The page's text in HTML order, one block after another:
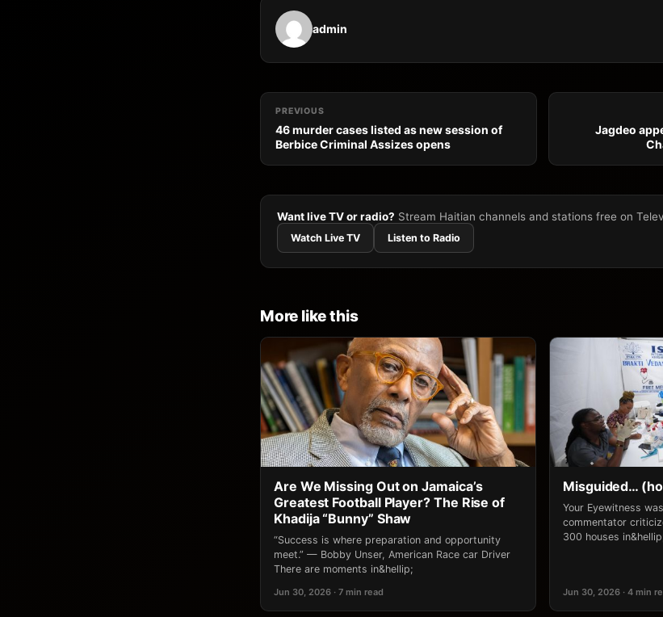
admin
PREVIOUS
46 murder cases listed as new session of
Berbice Criminal Assizes opens
Jagdeo
Want live TV or radio? Stream Haitian channels and stations free on
Watch Live TV Listen to Radio
More like this
Are We Missing Out on Jamaica’s
Greatest Football Player? The Rise of
Khadija “Bunny” Shaw
“Success is where preparation and opportunity
meet.” — Bobby Unser, American Race car Driver
There are moments in&hellip;
Jun 30, 2026 · 7 min read
Misguided…
Your Eyewitness
commentator
300 houses
Jun 30, 2026 · 4 min